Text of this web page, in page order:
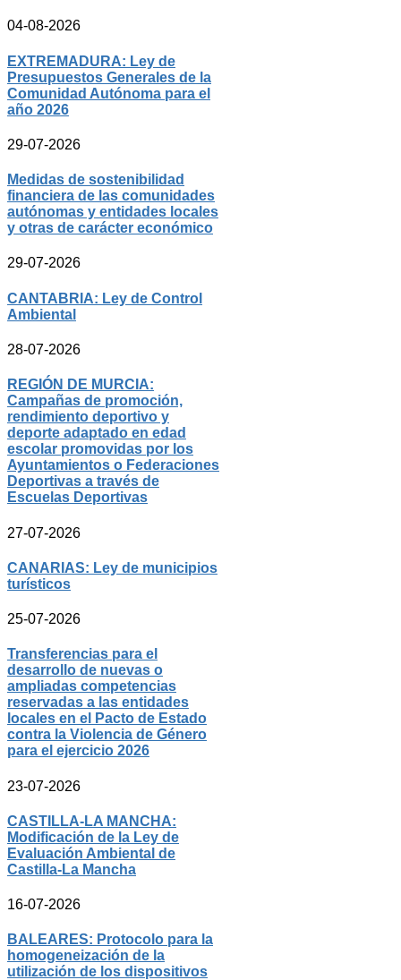
04-08-2026
EXTREMADURA: Ley de
Presupuestos Generales de la
Comunidad Autónoma para el
año 2026
29-07-2026
Medidas de sostenibilidad
financiera de las comunidades
autónomas y entidades locales
y otras de carácter económico
29-07-2026
CANTABRIA: Ley de Control
Ambiental
28-07-2026
REGIÓN DE MURCIA:
Campañas de promoción,
rendimiento deportivo y
deporte adaptado en edad
escolar promovidas por los
Ayuntamientos o Federaciones
Deportivas a través de
Escuelas Deportivas
27-07-2026
CANARIAS: Ley de municipios
turísticos
25-07-2026
Transferencias para el
desarrollo de nuevas o
ampliadas competencias
reservadas a las entidades
locales en el Pacto de Estado
contra la Violencia de Género
para el ejercicio 2026
23-07-2026
CASTILLA-LA MANCHA:
Modificación de la Ley de
Evaluación Ambiental de
Castilla-La Mancha
16-07-2026
BALEARES: Protocolo para la
homogeneización de la
utilización de los dispositivos